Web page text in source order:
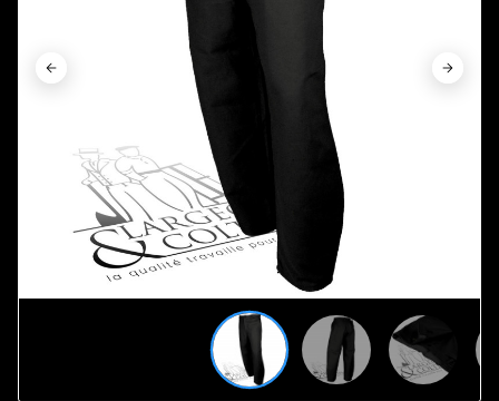
 
 
 
 
 
 
 
 